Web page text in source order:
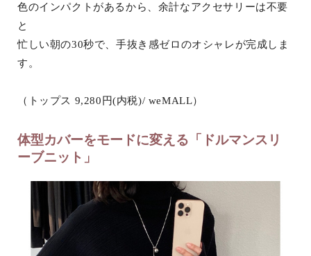
色のインパクトがあるから、余計なアクセサリーは不要
と
忙しい朝の30秒で、手抜き感ゼロのオシャレが完成しま
す。
（トップス 9,280円(内税)/ weMALL）
体型カバーをモードに変える「ドルマンスリ
ーブニット」